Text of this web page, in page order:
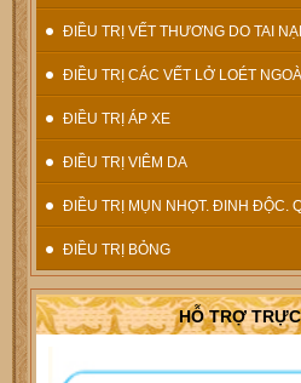
ĐIỀU TRỊ VẾT THƯƠNG DO TAI
ĐIỀU TRỊ CÁC VẾT LỞ LOÉT
ĐIỀU TRỊ ÁP XE
ĐIỀU TRỊ VIÊM DA
ĐIỀU TRỊ MỤN NHỌT. ĐINH ĐỘC.
ĐIỀU TRỊ BỎNG
HỖ TRỢ